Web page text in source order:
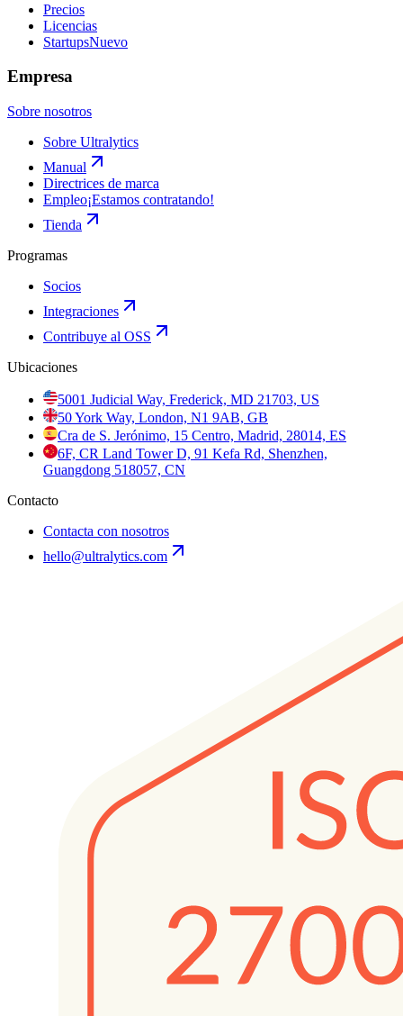
Precios
Licencias
StartupsNuevo
Empresa
Sobre nosotros
Sobre Ultralytics
Manual
Directrices de marca
Empleo¡Estamos contratando!
Tienda
Programas
Socios
Integraciones
Contribuye al OSS
Ubicaciones
5001 Judicial Way, Frederick, MD 21703, US
50 York Way, London, N1 9AB, GB
Cra de S. Jerónimo, 15 Centro, Madrid, 28014, ES
6F, CR Land Tower D, 91 Kefa Rd, Shenzhen,
Guangdong 518057, CN
Contacto
Contacta con nosotros
hello@ultralytics.com